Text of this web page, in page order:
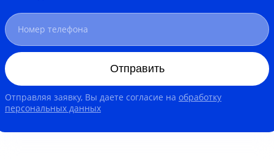
Отправить
Отправляя заявку, Вы даете согласие на обработку
персональных данных